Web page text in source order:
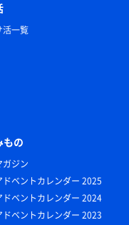
活一覧
もの
ガジン
ドベントカレンダー 2025
ドベントカレンダー 2024
ドベントカレンダー 2023